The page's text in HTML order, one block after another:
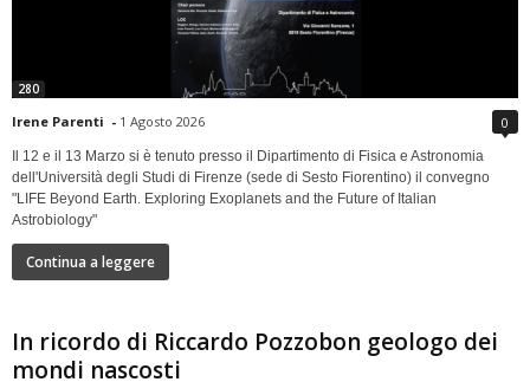
280
Irene Parenti - 1 Agosto 2026 0
Il 12 e il 13 Marzo si è tenuto presso il Dipartimento di Fisica e Astronomia
dell'Università degli Studi di Firenze (sede di Sesto Fiorentino) il convegno
"LIFE Beyond Earth. Exploring Exoplanets and the Future of Italian
Astrobiology"
Continua a leggere
In ricordo di Riccardo Pozzobon geologo dei
mondi nascosti